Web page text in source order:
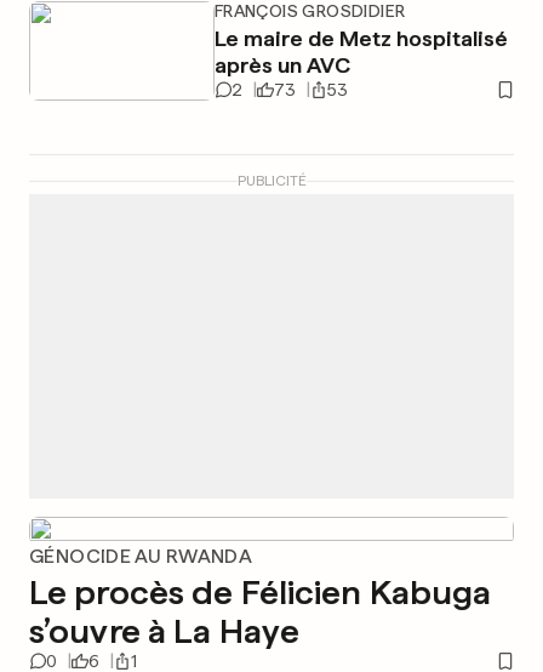
FRANÇOIS GROSDIDIER
Le maire de Metz hospitalisé
après un AVC
2 73 53
PUBLICITÉ
GÉNOCIDE AU RWANDA
Le procès de Félicien Kabuga
s’ouvre à La Haye
0 6 1